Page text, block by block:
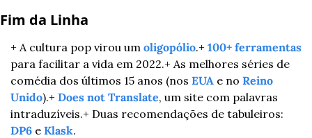
Fim da Linha
+ A cultura pop virou um oligopólio.+ 100+ ferramentas
para facilitar a vida em 2022.+ As melhores séries de
comédia dos últimos 15 anos (nos EUA e no Reino
Unido).+ Does not Translate, um site com palavras
intraduzíveis.
DP6 e Klask.